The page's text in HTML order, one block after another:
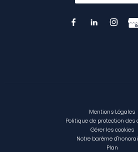
Mentions Légales
Politique de protection des
Gérer les cookies
Notre barème
Plan